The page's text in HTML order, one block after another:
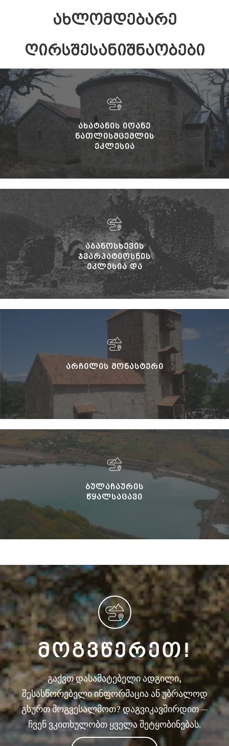
ᲐᲮᲚᲝᲛᲓᲔᲑᲐᲠᲔ
ᲦᲘᲠᲡᲨᲔᲡᲐᲜᲘᲨᲜᲐᲝᲑᲔᲑᲘ
ᲐᲮᲐᲢᲐᲜᲘᲡ ᲘᲝᲐᲜᲔ
ᲜᲐᲗᲚᲘᲡᲛᲪᲔᲛᲚᲘᲡ
ᲔᲙᲚᲔᲡᲘᲐ
ᲐᲑᲐᲜᲝᲡᲮᲔᲕᲘᲡ
ᲯᲕᲐᲠᲞᲐᲢᲘᲝᲡᲜᲘᲡ
ᲔᲙᲚᲔᲡᲘᲐ ᲓᲐ
ᲡᲐᲛᲐᲠᲝᲕᲐᲜᲘ
ᲐᲠᲩᲘᲚᲘᲡ ᲛᲝᲜᲐᲡᲢᲔᲠᲘ
ᲑᲣᲚᲐᲩᲐᲣᲠᲘᲡ
ᲬᲧᲐᲚᲡᲐᲪᲐᲕᲘ
ᲛᲝᲒᲕᲬᲔᲠᲔᲗ!
გაქვთ დასამატებელი ადგილი,
შესასწორებელი ინფორმაცია ან უბრალოდ
გსურთ მოგვესალმოთ? დაგვიკავშირდით —
ჩვენ ვკითხულობთ ყველა შეტყობინებას.